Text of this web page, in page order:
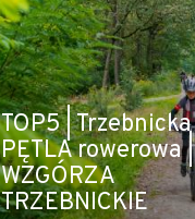
TOP5 | Trzebnicka
PĘTLA rowerowa |
WZGÓRZA
TRZEBNICKIE